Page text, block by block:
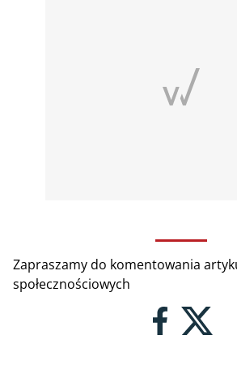
Zapraszamy do komentowania
społecznościowych